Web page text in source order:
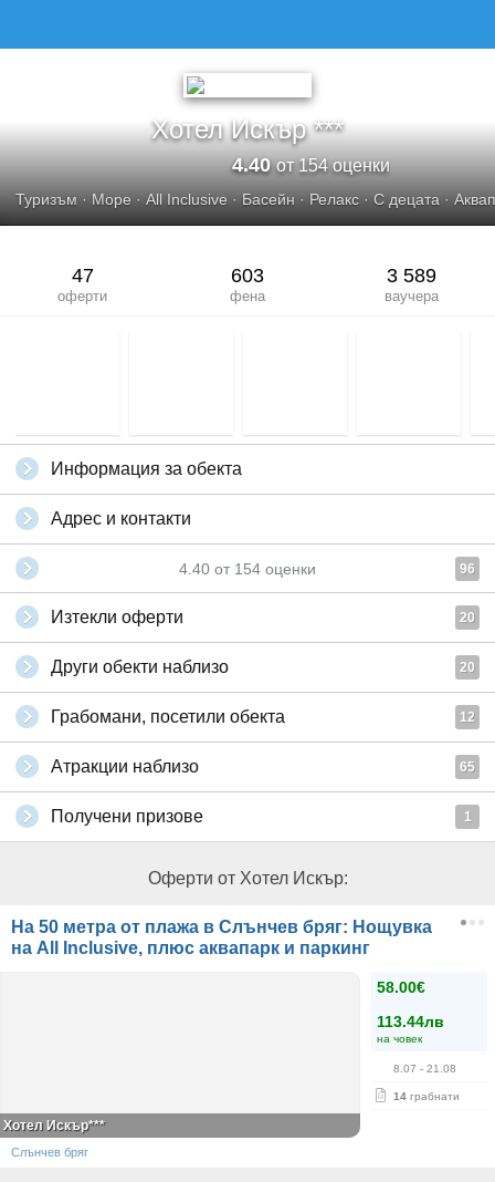
Хотел Искър ***
4.40от 154 оценки
Туризъм · Море ·All Inclusive · Басейн · Релакс · С децата ·
47
оферти
603
фена
3 589
ваучера
Информация за обекта
Адрес и контакти
4.40 от 154 оценки 96
Изтекли оферти 20
Други обекти наблизо 20
Грабомани, посетили обекта 12
Атракции наблизо 65
Получени призове 1
Оферти от Хотел Искър:
На 50 метра от плажа в Слънчев бряг: Нощувка
на All Inclusive, плюс аквапарк и паркинг
58.00€
113.44лв
на човек
8.07 - 21.08
14 грабнати
Хотел Искър***
Слънчев бряг